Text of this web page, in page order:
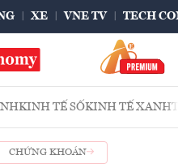
XE VNE TV TECH
KINH TẾ SỐKINH TẾ XANH
CHỨNG KHOÁN